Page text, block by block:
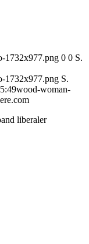
1732x977.png 0 0 S.
1732x977.png S.
wood-woman-
liberaler